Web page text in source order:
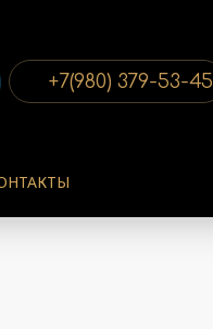
+7(980) 379-53-45